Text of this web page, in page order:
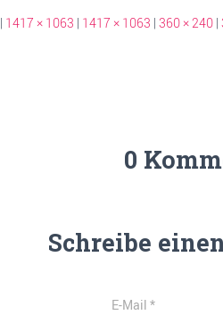
| 1417 × 1063 | 1417 × 1063 | 360 × 240 |
0
Schreibe
E-Mail*